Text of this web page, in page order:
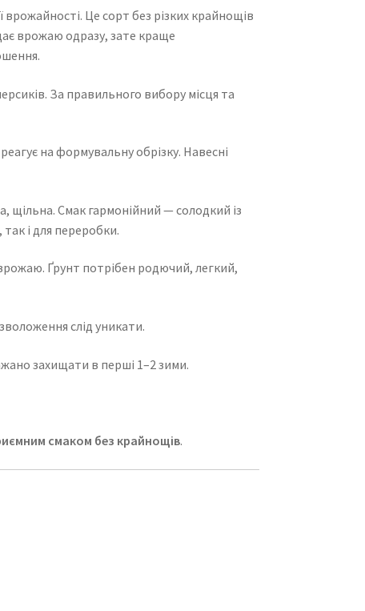
Це сорт без різких крайнощів
врожаю одразу, зате краще
За правильного вибору місця та
на формувальну обрізку. Навесні
щільна. Смак гармонійний — солодкий із
і для переробки.
врожаю. Ґрунт потрібен родючий, легкий,
слід уникати.
захищати в перші 1–2 зими.
смаком без крайнощів.